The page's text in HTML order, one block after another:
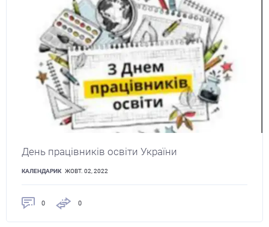
День працівників освіти України
КАЛЕНДАРИК ЖОВТ. 02, 2022
0 0